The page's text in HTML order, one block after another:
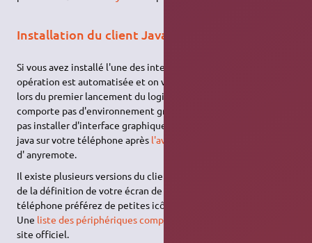
Installation du client Java sur le téléphone
Si vous avez installé l'une des interfaces graphiques, cette
opération est automatisée et on vous proposera l'installation
lors du premier lancement du logiciel. Si votre installation ne
comporte pas d'environnement graphique ou si vous ne voulez
pas installer d'interface graphique, il faut transférer le client
java sur votre téléphone après l'avoir téléchargé
d' anyremote.
Il existe plusieurs versions du client java ( 16 à 64 ), en fonction
de la définition de votre écran de mobile. Pour un ancien
téléphone préférez de petites icônes ( 16 ou 32 pixels ).
Une liste des périphériques compatibles
site officiel.